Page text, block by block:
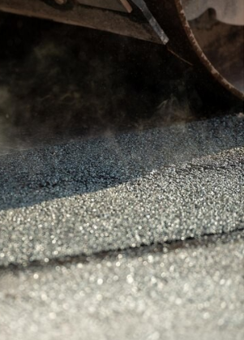
Fryzjer
Poczta